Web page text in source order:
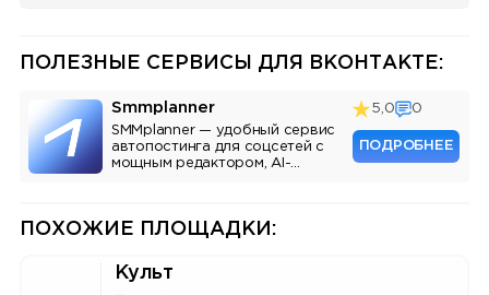
ПОЛЕЗНЫЕ СЕРВИСЫ ДЛЯ ВКОНТАКТЕ:
Smmplanner
SMMplanner — удобный сервис
автопостинга для соцсетей с
мощным редактором, AI-
5,0 0
ПОДРОБНЕЕ
ПОХОЖИЕ ПЛОЩАДКИ:
Культ